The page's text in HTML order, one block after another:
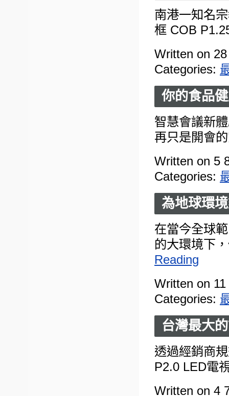
南港一知名
框 COB
Written on
Categories:
你的食品
智慧會議新
再只是開會
Written on 5
Categories:
為地球環
在當今全球
的大環境下
Reading
Written on
Categories:
台灣最大
透過經銷商
P2.0 LED電
Written on 4